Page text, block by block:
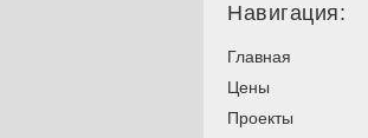
Навигация:
Главная
Цены
Проекты